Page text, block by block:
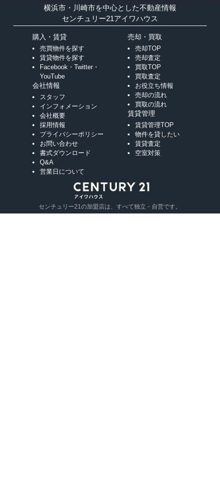
横浜市・川崎市を中心とした不動産情報
センチュリー21アイワハウス
購入・賃貸
売買物件を探す
賃貸物件を探す
Facebook・Twitter・
YouTube
会社情報
スタッフ
インフォメーション
会社概要
採用情報
プライバシーポリシー
お問い合わせ
書式ダウンロード
Q&A
営業日について
売却・買取
売却TOP
売却査定
買取TOP
買取査定
お役立ち情報
売却の流れ
買取の流れ
賃貸管理
賃貸管理TOP
物件を貸したい
賃貸査定
空室対策
センチュリー21の加盟店は、すべて独立・自営です。